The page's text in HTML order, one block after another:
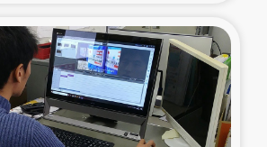
石巻市街地在宅被災者支援
復興応援隊の活動